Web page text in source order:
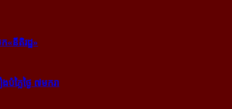
​«នីតិរដ្ឋ»
ភ្លៃ​ថ្ងៃ ៧​មករា